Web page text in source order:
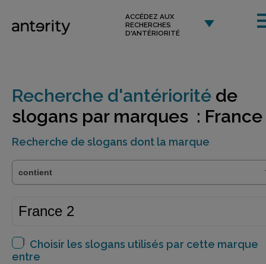
ACCÉDEZ AUX
RECHERCHES
D'ANTÉRIORITÉ
Recherche d'antériorité de
slogans par marques : France
Recherche de slogans dont la marque
Choisir les slogans utilisés par cette marque
entre